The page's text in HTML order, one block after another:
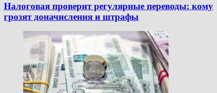
Налоговая проверит регулярные переводы: кому
грозят доначисления и штрафы